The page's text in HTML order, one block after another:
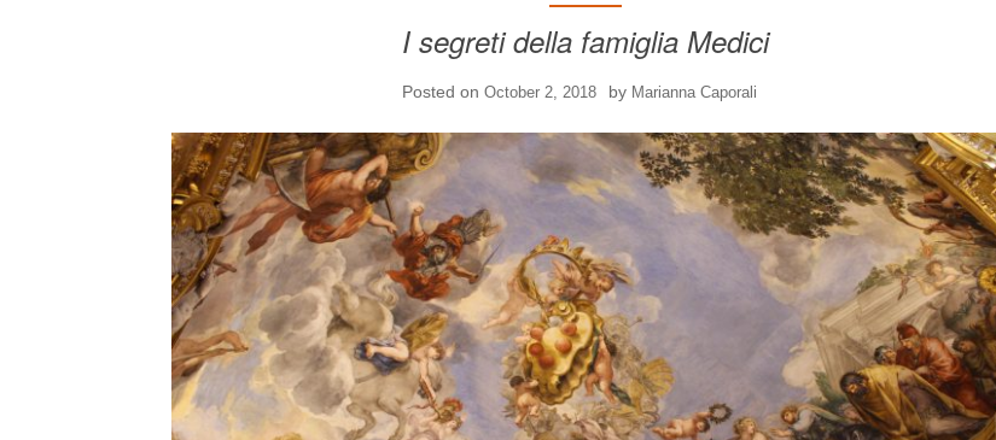
I segreti della famiglia Medici
Posted onOctober 2, 2018 by Marianna Caporali